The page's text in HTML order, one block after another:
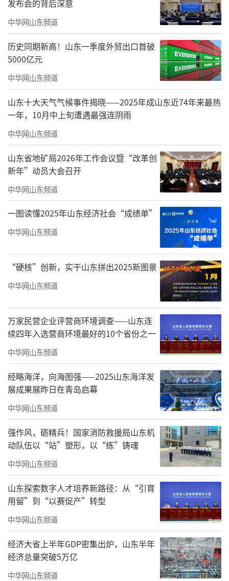
山东中医药大学附属医院药学部一行先后
参观了力明红色文化和思政教育观摩基地和力
明艺术宫，伴随着讲解员的详细介绍，深入了
解学院爱国主义教育阵地、传统文化教育阵
地、思政教育阵地的建设情况，深感震撼，对
山东力明科技职业学院深厚的文化底蕴给予了
高度赞赏，对王力一董事长的家国情怀感到钦
佩。随后来访嘉宾前往报告厅，孙宣雷副院长
关于学院40年的发展历程、办学特色、学科发
展情况做了介绍。
发布会的背后深意
中华网山东频道
历史同期新高！山东一季度外贸出口首破
5000亿元
中华网山东频道
山东十大天气气候事件揭晓——2025年成山东近74年来最热
一年，10月中上旬遭遇最强连阴雨
中华网山东频道
山东省地矿局2026年工作会议暨“改革创
新年”动员大会召开
中华网山东频道
一图读懂2025年山东经济社会“成绩单”
中华网山东频道
“硬核”创新，实干山东拼出2025新图景
中华网山东频道
万家民营企业评营商环境调查——山东连
续四年入选营商环境最好的10个省份之一
中华网山东频道
经略海洋，向海图强——2025山东海洋发
展成果展昨日在青岛启幕
中华网山东频道
强作风，砺精兵！国家消防救援局山东机
动队伍以“站”塑形，以“练”铸魂
中华网山东频道
山东探索数字人才培养新路径：从“引育
用留”到“以赛促产”转型
中华网山东频道
经济大省上半年GDP密集出炉，山东半年
经济总量突破5万亿
中华网山东频道